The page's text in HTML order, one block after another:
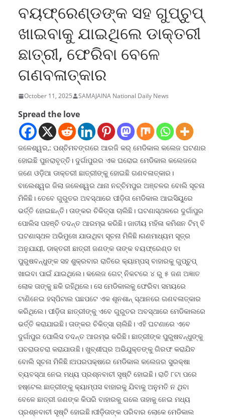
ବୟଫ୍ରେଣ୍ଡଙ୍କ ସହ ଗୁପ୍‌ଚୁପ୍‌
ଖାଇବାକୁ ଯାଇଥିଲେ ଡାକ୍ତରୀ
ଛାତ୍ରୀ, ଫେରିବା ବେଳେ
ଗଣବଳାତ୍କାର
October 11, 2025 SAMAJAINA National Daily News
Spread the love
ଜଳେଶ୍ୱର,: ପଶ୍ଚିମବଙ୍ଗରେ ଆରଜି କର୍‌ ମେଡିକାଲ କଲେଜ ଘଟଣାର
ହୋଇଛି ପୁନରାବୃତ୍ତି। ଦୁର୍ଗାପୁରର ଏକ ଘରୋଇ ମେଡିକାଲ କଲେଜରେ
ଜଣେ ଓଡ଼ିଆ ଡାକ୍ତରୀ ଛାତ୍ରୀଙ୍କୁ ହୋଇଛି ଗଣବଳାତ୍କାର।
ବାଲେଶ୍ୱର ଜିଲା ଜଳେଶ୍ୱର ଥାନା ନଚ୍ଚିମପୁର ଅଞ୍ଚଳର ବୋଲି ସୂଚନା
ମିଳିଛି। ତେବେ ଗୁରୁତର ଅବସ୍ଥାରେ ପୀଡ଼ିତା ମେଡିକାଲ ଆଇସିୟୁରେ
ଭର୍ତ୍ତି ହୋଇଛନ୍ତି। ତାଙ୍କର ଚିକିତ୍ସା ଚାଲିଛି। ଘଟଣାସ୍ଥଳରେ ଦୁର୍ଗାପୁର
ପୋଲିସ ପହଞ୍ଚି ତଦନ୍ତ ଆରମ୍ଭ କରିଛି। ଜାତୀୟ ମହିଳା କମିଶନ ଟିମ୍‌ ବି
ଘଟଣାସ୍ଥଳ ଅଭିମୁଖେ ଯାଉଥିବା ସୂଚନା ମିଳିଛି।ଗଣମାଧ୍ୟମ ସୂତ୍ର
ଅନୁଯାୟୀ, ଡାକ୍ତରୀ ଛାତ୍ରୀ ଜଣଙ୍କ ତାଙ୍କ ବୟଫ୍ରେଣ୍ଡ ବା
ପୁରୁଷବନ୍ଧୁଙ୍କ ସହ ଶୁକ୍ରବାର ରାତିରେ କ୍ୟାମ୍ପସ୍‌ ବାହାରକୁ ଗୁପ୍‌ଚୁପ୍‌
ଖାଇବା ପାଇଁ ଯାଇଥିଲେ। କଲେଜ ଗେଟ୍‌ ନିକଟରେ ୪ ରୁ ୫ ଜଣ ଅଜ୍ଞାତ
ଲୋକ ତାଙ୍କୁ ଛକି ରହିଥିଲେ। ସେ ମେଡିକାଲକୁ ଫେରିବା ସମୟରେ
ଟାଣିନେଇ ହସ୍ପିଟାଲ ପଛପଟେ ଏକ ଶୂନଶାନ୍‌ ସ୍ଥାନରେ ଗଣବଳାତ୍କାର
କରିଥିଲେ। ପୀଡ଼ିତା ଛାତ୍ରୀଙ୍କୁ ଏବେ ଗୁରୁତର ଅବସ୍ଥାରେ ମେଡିକାଲରେ
ଭର୍ତ୍ତି କରାଯାଇଛି। ତାଙ୍କର ଚିକିତ୍ସା ଚାଲିଛି। ଏହି ଘଟଣାରେ ଏବେ
ଦୁର୍ଗାପୁର ପୋଲିସ ତଦନ୍ତ ଆରମ୍ଭ କରିଛି। ଛାତ୍ରୀଙ୍କ ପୁରୁଷବନ୍ଧୁଙ୍କୁ
ପଚରାଉଚରା କରାଯାଉଛି। ଖୁବ୍‌ଶୀଘ୍ର ଅଭିଯୁକ୍ତଙ୍କୁ ଗିରଫ କରାଯିବ
ବୋଲି ସୂଚନା ମିଳିଛି।ଅପରପକ୍ଷରେ ମେଡିକାଲ କଲେଜର ସୁରକ୍ଷା
ବ୍ୟବସ୍ଥା ନେଇ ମଧ୍ୟ ପ୍ରଶ୍ନବାଚୀ ସୃଷ୍ଟି ହୋଇଛି। ରାତି ୮ଟା ପରେ
ହଷ୍ଟେଲ ଛାତ୍ରୀଙ୍କୁ କ୍ୟାମ୍ପସ ବାହାରକୁ ଯିବାକୁ ଅନୁମତି ନ ଥିବା
ବେଳେ ଛାତ୍ରୀ ଜଣଙ୍କ କିପରି ବାହାରକୁ ଗଲେ ତାହାକୁ ନେଇ ମଧ୍ୟ
ପ୍ରଶ୍ନବାଚୀ ସୃଷ୍ଟି ହୋଇଛି।ପୀଡ଼ିତାଙ୍କ ପରିବାର ଲୋକେ ମେଡିକାଲ